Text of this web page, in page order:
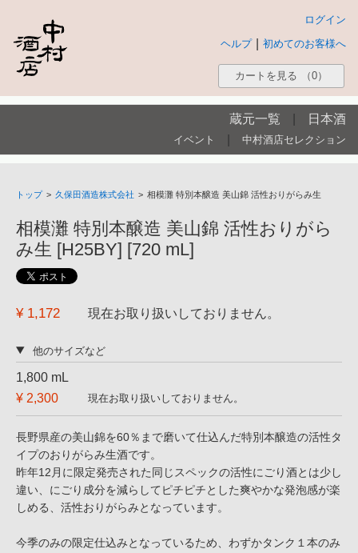
ログイン
初めてのお客様へ
ヘルプ
カートを見る （0）
蔵元一覧 日本酒
イベント 中村酒店セレクション
トップ > 久保田酒造株式会社 > 相模灘 特別本醸造 美山錦 活性おりがらみ生
相模灘 特別本醸造 美山錦 活性おりがら
み生 [H25BY] [720 mL]
¥ 1,172 現在お取り扱いしておりません。
他のサイズなど
1,800 mL
¥ 2,300
現在お取り扱いしておりません。
長野県産の美山錦を60％まで磨いて仕込んだ特別本醸造の活性タ
イプのおりがらみ生酒です。
昨年12月に限定発売された同じスペックの活性にごり酒とは少し
違い、にごり成分を減らしてピチピチとした爽やかな発泡感が楽
しめる、活性おりがらみとなっています。
今季のみの限定仕込みとなっているため、わずかタンク１本のみ